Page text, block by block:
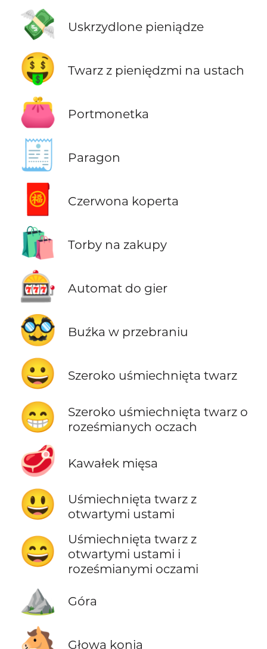
💸 Uskrzydlone pieniądze
🤑 Twarz z pieniędzmi na ustach
👛 Portmonetka
🧾 Paragon
🧧 Czerwona koperta
🛍️ Torby na zakupy
🎰 Automat do gier
🥸 Buźka w przebraniu
😀 Szeroko uśmiechnięta twarz
😁
Szeroko uśmiechnięta twarz o
roześmianych oczach
🥩 Kawałek mięsa
😃
Uśmiechnięta twarz z
otwartymi ustami
😄
Uśmiechnięta twarz z
otwartymi ustami i
roześmianymi oczami
⛰️ Góra
Głowa konia